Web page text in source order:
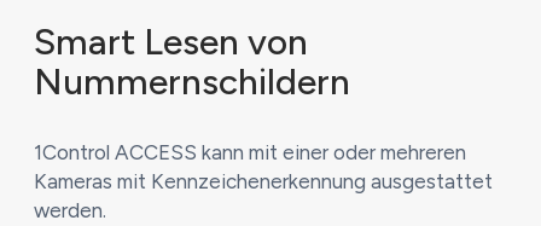
Smart Lesen von
Nummernschildern
1Control ACCESS kann mit einer oder mehreren
Kameras mit Kennzeichenerkennung ausgestattet
werden.